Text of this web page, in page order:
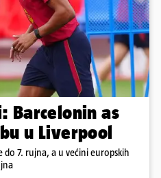
Barcelonin as
u Liverpool
do 7. rujna, a u većini europskih